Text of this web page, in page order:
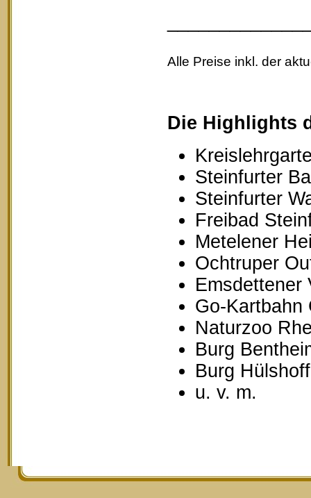
Alle Preise inkl. der
Die Highlights
Steinfurter
Steinfurter
Freibad
Metelener
Ochtruper
Emsdettener
Go-Kartbahn
Naturzoo
Burg
Burg
u. v. m.